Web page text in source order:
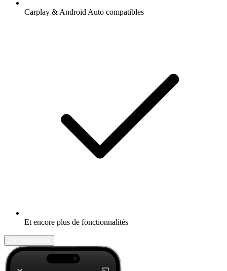
Carplay & Android Auto compatibles
Et encore plus de fonctionnalités